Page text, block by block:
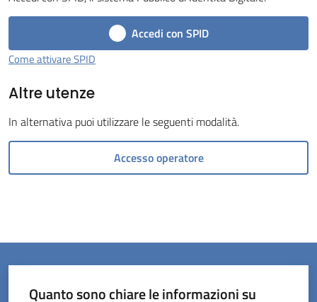
Servizi
line
Prenotazioni
Accedi con SPID
Come attivare SPID
Altre utenze
In alternativa puoi utilizzare le seguenti modalità.
Accesso operatore
Quanto sono chiare le informazioni su